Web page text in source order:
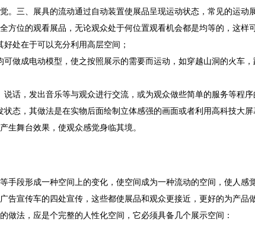
。三、展具的流动通过自动装置使展品呈现运动状态，常见的运
方位的观看展品，无论观众处于何位置观看机会都是均等的，这样
处在于可以充分利用高层空间；
做成电动模型，使之按照展示的需要而运动，如穿越山洞的火车
话，发出音乐等与观众进行交流，或为观众做些简单的服务等程
态，其做法是在实物后面绘制立体感强的画面或者利用高科技大
生舞台效果，使观众感觉身临其境。
手段形成一种空间上的变化，使空间成为一种流动的空间，使人感
告宣传车的四处宣传，这些都使展品和观众更接近，更好的为产品
做法，应是个完整的人性化空间，它必须具备几个展示空间：